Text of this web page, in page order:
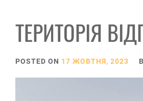
ТЕРИТОРІЯ
POSTED ON 17 ЖОВТНЯ, 2023